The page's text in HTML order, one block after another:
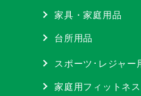
家具・家庭用品
台所用品
スポーツ･レジャー
家庭用フィットネ